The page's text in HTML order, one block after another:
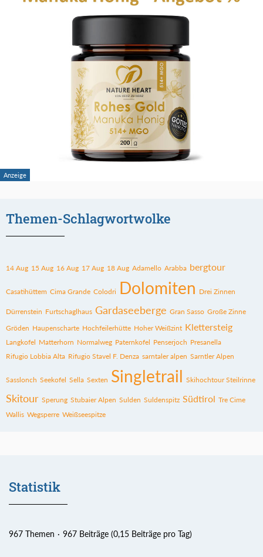
Themen-Schlagwortwolke
14 Aug 15 Aug 16 Aug 17 Aug 18 Aug Adamello Arabba bergtour
Casatihüttem Cima Grande Colodri Dolomiten Drei Zinnen
Dürrenstein Furtschaglhaus Gardaseeberge Gran Sasso Große Zinne
Gröden Haupenscharte Hochfeilerhütte Hoher Weißzint Klettersteig
Langkofel Matterhorn Normalweg Paternkofel Penserjoch Presanella
Rifugio Lobbia Alta Rifugio Stavel F. Denza sarntaler alpen Sarntler Alpen
Sasslonch Seekofel Sella Sexten Singletrail Skihochtour Steilrinne
Skitour Sperung Stubaier Alpen Sulden Suldenspitz Südtirol Tre Cime
Wallis Wegsperre Weißseespitze
Statistik
967 Themen 967 Beiträge (0,15 Beiträge pro Tag)